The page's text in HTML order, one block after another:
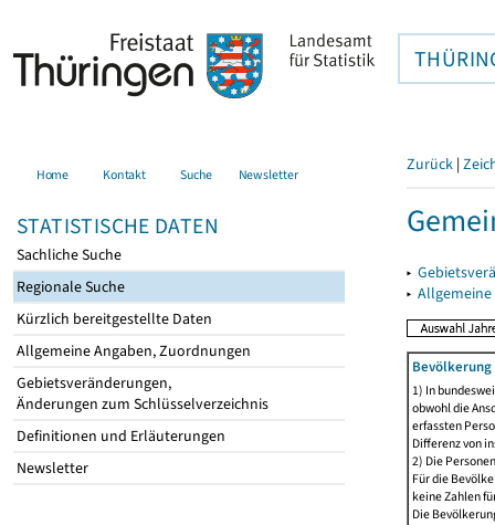
Home Kontakt Suche Newsletter
STATISTISCHE DATEN
Sachliche Suche
Regionale Suche
Kürzlich bereitgestellte Daten
Allgemeine Angaben, Zuordnungen
Gebietsveränderungen,
Änderungen zum Schlüsselverzeichnis
Definitionen und Erläuterungen
Newsletter
Zurück |
▸
▸
1) In
obwohl die
erfassten
Differenz von
2) Die
Für die
keine Zahlen
Die